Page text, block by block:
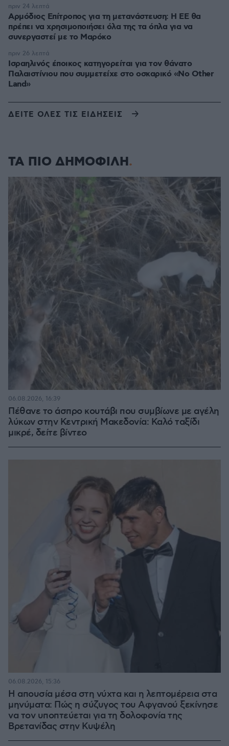
Αρμόδιος Επίτροπος για τη μετανάστευση: Η ΕΕ θα
πρέπει να χρησιμοποιήσει όλα της τα όπλα για να
συνεργαστεί με το Μαρόκο
πριν 24 λεπτά
Ισραηλινός έποικος κατηγορείται για τον θάνατο
Παλαιστίνιου που συμμετείχε στο οσκαρικό «No Other
Land»
πριν 26 λεπτά
ΔΕΙΤΕ ΟΛΕΣ ΤΙΣ ΕΙΔΗΣΕΙΣ
ΤΑ ΠΙΟ ΔΗΜΟΦΙΛΗ
Πέθανε το άσπρο κουτάβι που συμβίωνε με αγέλη
λύκων στην Κεντρική Μακεδονία: Καλό ταξίδι
μικρέ, δείτε βίντεο
06.08.2026, 16:39
Η απουσία μέσα στη νύχτα και η λεπτομέρεια στα
μηνύματα: Πώς η σύζυγος του Αφγανού ξεκίνησε
να τον υποπτεύεται για τη δολοφονία της
Βρετανίδας στην Κυψέλη
06.08.2026, 15:36